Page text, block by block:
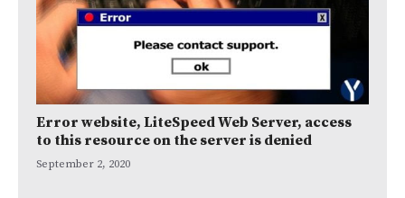
Error website, LiteSpeed Web Server, access
to this resource on the server is denied
September 2, 2020